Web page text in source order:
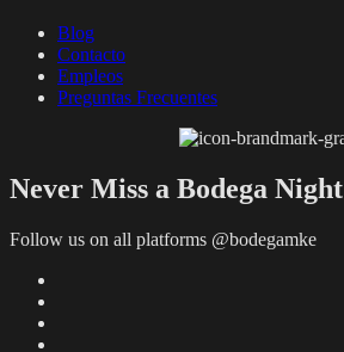
Blog
Contacto
Empleos
Preguntas Frecuentes
Never Miss a Bodega Night
Follow us on all platforms @bodegamke